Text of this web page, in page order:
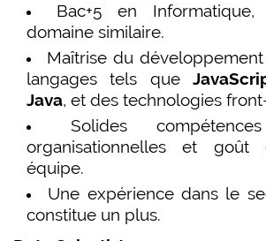
Bac+5 en
domaine similaire.
Maîtrise du
langages tels que
Java, et des technologies
Solides
organisationnelles et
équipe.
Une expérience dans le
constitue un plus.